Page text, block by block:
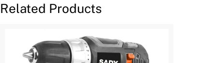
Related Products